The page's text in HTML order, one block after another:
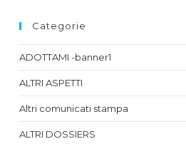
Categorie
ADOTTAMI -banner1
ALTRI ASPETTI
Altri comunicati stampa
ALTRI DOSSIERS